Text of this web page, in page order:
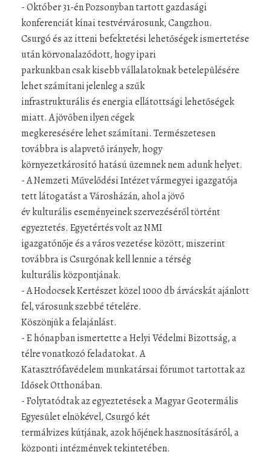
- Október 31-én Pozsonyban tartott gazdasági
konferenciát kínai testvérvárosunk, Cangzhou.
Csurgó és az itteni befektetési lehetőségek ismertetése
után körvonalazódott, hogy ipari
parkunkban csak kisebb vállalatoknak betelepülésére
lehet számítani jelenleg a szűk
infrastrukturális és energia ellátottsági lehetőségek
miatt. A jövőben ilyen cégek
megkeresésére lehet számítani. Természetesen
továbbra is alapvető irányelv, hogy
környezetkárosító hatású üzemnek nem adunk helyet.
- A Nemzeti Művelődési Intézet vármegyei igazgatója
tett látogatást a Városházán, ahol a jövő
év kulturális eseményeinek szervezéséről történt
egyeztetés. Egyetértés volt az NMI
igazgatónője és a város vezetése között, miszerint
továbbra is Csurgónak kell lennie a térség
kulturális központjának.
- A Hodocsek Kertészet közel 1000 db árvácskát ajánlott
fel, városunk szebbé tételére.
Köszönjük a felajánlást.
- E hónapban ismertette a Helyi Védelmi Bizottság, a
télre vonatkozó feladatokat. A
Katasztrófavédelem munkatársai fórumot tartottak az
Idősek Otthonában.
- Folytatódtak az egyeztetések a Magyar Geotermális
Egyesület elnökével, Csurgó két
termálvizes kútjának, azok hőjének hasznosításáról, a
központi intézmények tekintetében.